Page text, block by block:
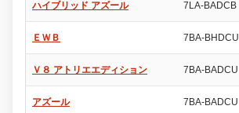
ハイブリッド アズール 7LA-BADCB
ＥＷＢ 7BA-BHDCU
Ｖ８ アトリエエディション 7BA-BADCU
アズール 7BA-BADCU